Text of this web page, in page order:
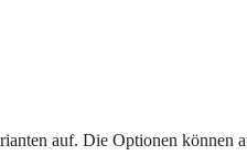
auf. Die Optionen können